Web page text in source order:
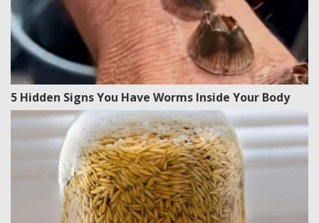
5 Hidden Signs You Have Worms Inside Your Body